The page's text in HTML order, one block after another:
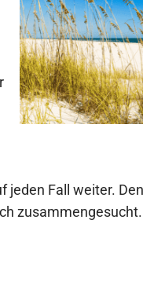
jeden Fall weiter.
zusammengesucht.